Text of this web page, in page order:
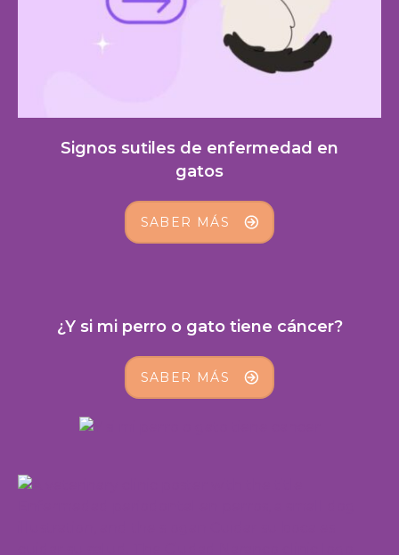
Signos sutiles de enfermedad en
gatos
SABER MÁS
¿Y si mi perro o gato tiene cáncer?
SABER MÁS